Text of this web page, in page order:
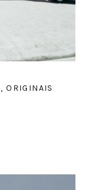
,ORIGINAIS